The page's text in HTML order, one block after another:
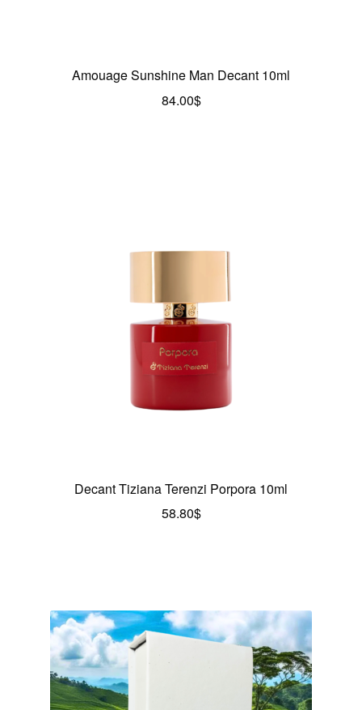
Amouage Sunshine Man Decant 10ml
84.00$
Decant Tiziana Terenzi Porpora 10ml
58.80$